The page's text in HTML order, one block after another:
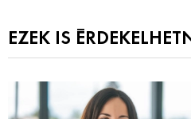
EZEK IS